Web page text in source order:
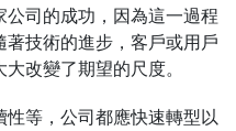
司的成功，因為這一過程
技術的進步，客戶或用戶
改變了期望的尺度。
等，公司都應快速轉型以